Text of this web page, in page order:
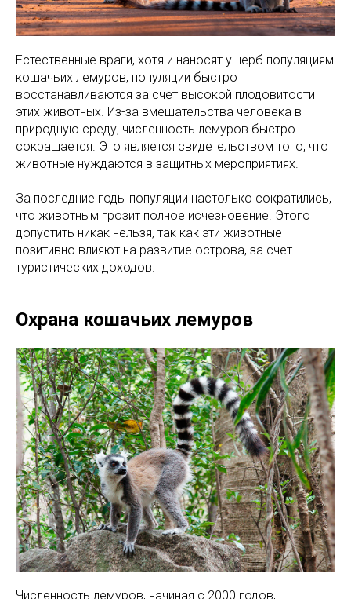
Естественные враги, хотя и наносят ущерб популяциям
кошачьих лемуров, популяции быстро
восстанавливаются за счет высокой плодовитости
этих животных. Из-за вмешательства человека в
природную среду, численность лемуров быстро
сокращается. Это является свидетельством того, что
животные нуждаются в защитных мероприятиях.
За последние годы популяции настолько сократились,
что животным грозит полное исчезновение. Этого
допустить никак нельзя, так как эти животные
позитивно влияют на развитие острова, за счет
туристических доходов.
Охрана кошачьих лемуров
Численность лемуров, начиная с 2000 годов,